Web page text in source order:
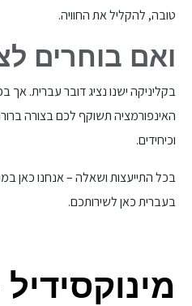
טובה, להקליל את החוויה.
ואם בוחרים
בקליניקה ישנו נציג דובר עברית. אך
האינפורמציה תשוקף לכם בצורה
וכיחידים.
בכל התייעצות ושאלה – אנחנו כאן
בעברית כאן לשירותכם.